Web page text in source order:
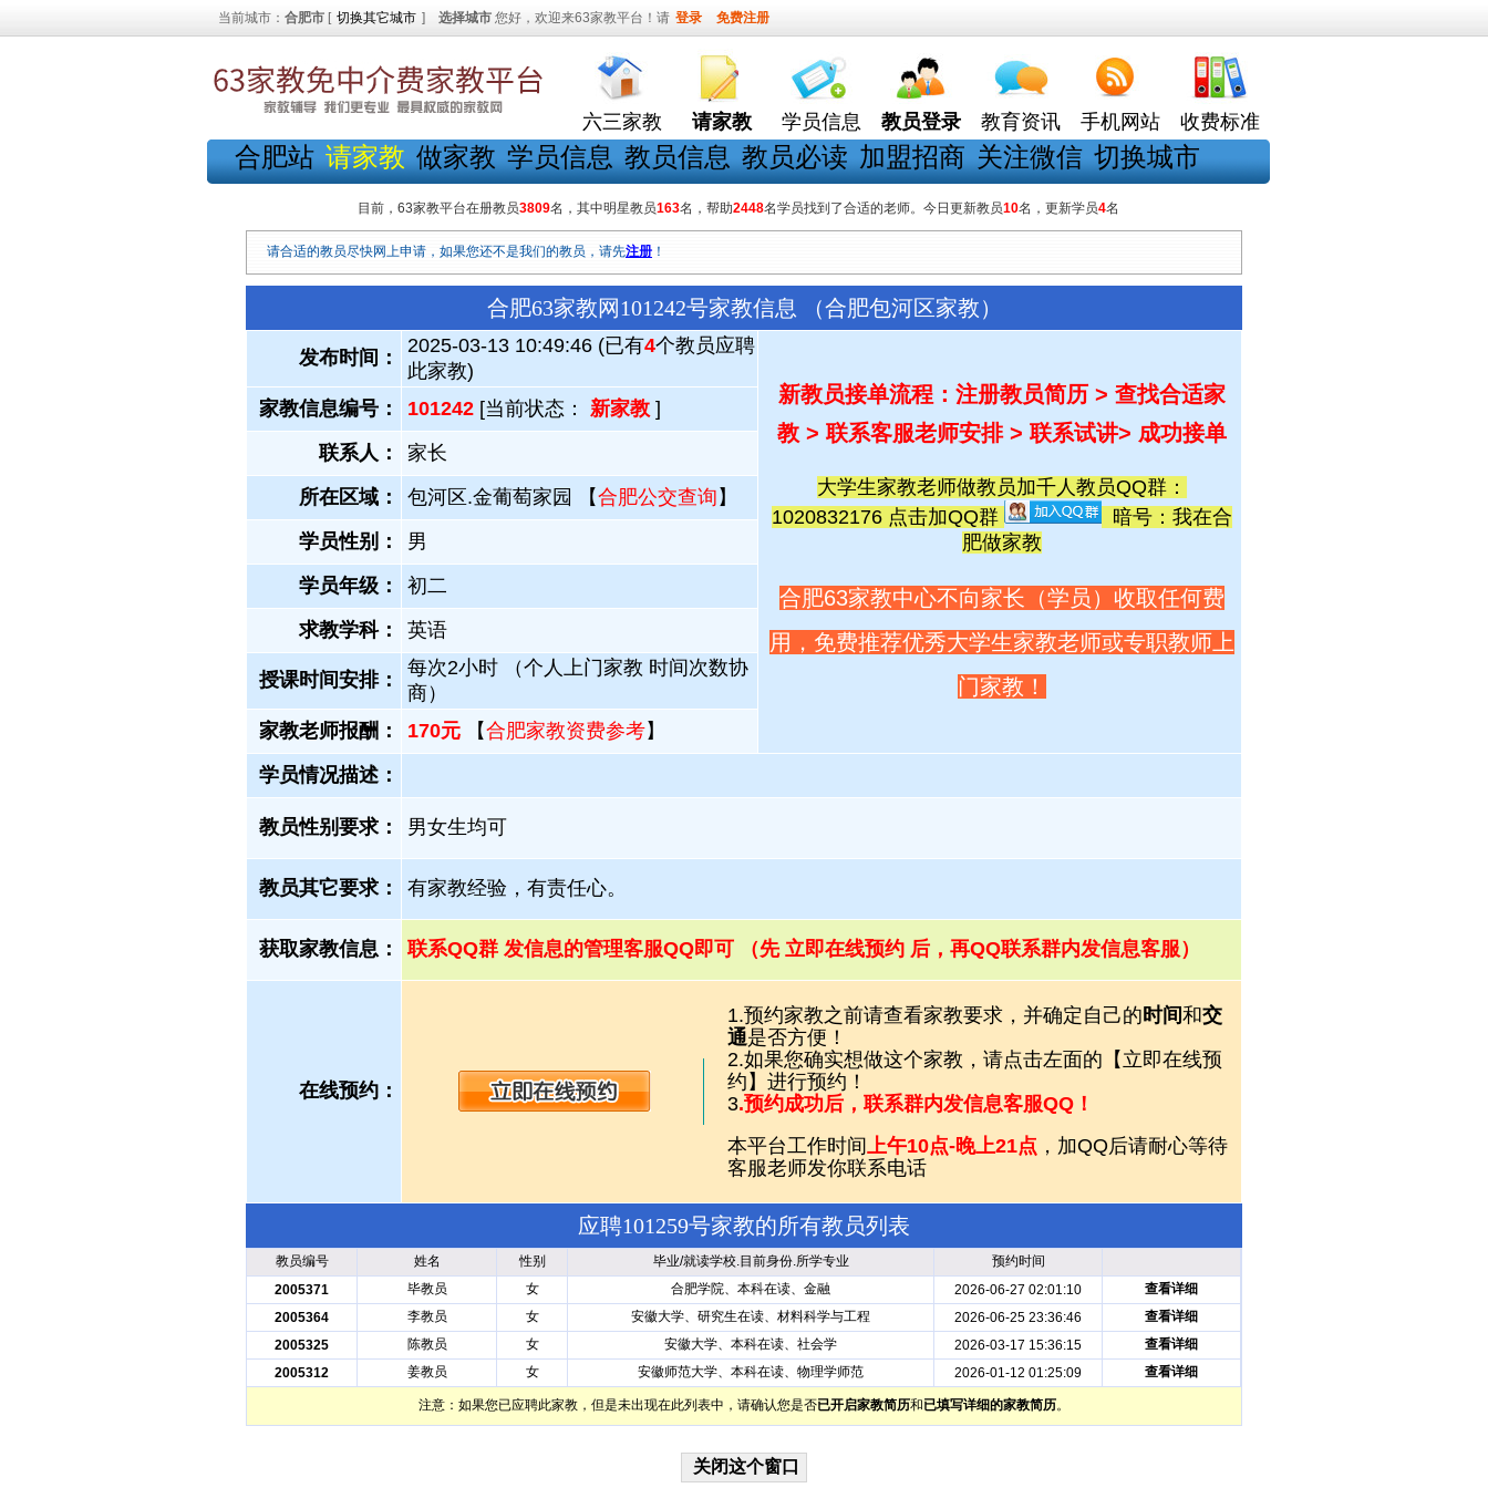
当前城市： 合肥市 [ 切换其它城市 ] 选择城市 您好，欢迎来63家教平台！请 登录 免费注册
六三家教 请家教 学员信息 教员登录 教育资讯 手机网站 收费标准
合肥站 请家教 做家教 学员信息 教员信息 教员必读 加盟招商 关注微信 切换城市
目前，63家教平台在册教员3809名，其中明星教员163名，帮助2448名学员找到了合适的老师。今日更新教员10名，更新学员4名
请合适的教员尽快网上申请，如果您还不是我们的教员，请先注册 ！
合肥63家教网101242号家教信息 （合肥包河区家教）
发布时间：
2025-03-13 10:49:46 (已有4个教员应聘
此家教)
新教员接单流程：注册教员简历 > 查找合适家
教 > 联系客服老师安排 > 联系试讲> 成功接单
大学生家教老师做教员加千人教员QQ群：
1020832176 点击加QQ群
暗号：我在合
肥做家教
合肥63家教中心不向家长（学员）收取任何费
用，免费推荐优秀大学生家教老师或专职教师上
门家教！
家教信息编号： 101242 [当前状态： 新家教 ]
联系人：
家长
所在区域：
包河区.金葡萄家园 【合肥公交查询 】
学员性别：
男
学员年级：
初二
求教学科：
英语
授课时间安排：
每次2小时 （个人上门家教 时间次数协
商）
家教老师报酬：
170元 【合肥家教资费参考】
学员情况描述：
教员性别要求： 男女生均可
教员其它要求： 有家教经验，有责任心。
获取家教信息： 联系QQ群 发信息的管理客服QQ即可 （先 立即在线预约 后，再QQ联系群内发信息客服）
在线预约：
1.预约家教之前请查看家教要求，并确定自己的时间和交
通是否方便！
2.如果您确实想做这个家教，请点击左面的【立即在线预
约】进行预约！
3.预约成功后，联系群内发信息客服QQ！
本平台工作时间上午10点-晚上21点 ，加QQ后请耐心等待
客服老师发你联系电话
应聘101259号家教的所有教员列表
教员编号 姓名 性别 毕业/就读学校.目前身份.所学专业
预约时间
2005371
毕教员 女 合肥学院、本科在读、金融 2026-06-27 02:01:10
查看详细
2005364
李教员 女 安徽大学、研究生在读、材料科学与工程 2026-06-25 23:36:46
查看详细
2005325
陈教员 女 安徽大学、本科在读、社会学 2026-03-17 15:36:15
查看详细
2005312
姜教员 女 安徽师范大学、本科在读、物理学师范 2026-01-12 01:25:09 查看详细
注意：如果您已应聘此家教，但是未出现在此列表中，请确认您是否已开启家教简历和已填写详细的家教简历。